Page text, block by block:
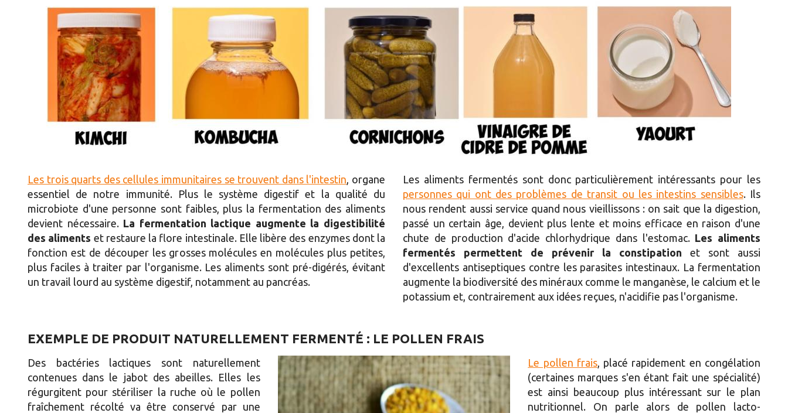
Les trois quarts des cellules immunitaires se trouvent dans l'intestin, organe
essentiel de notre immunité. Plus le système digestif et la qualité du
microbiote d'une personne sont faibles, plus la fermentation des aliments
devient nécessaire. La fermentation lactique augmente la digestibilité
des aliments et restaure la flore intestinale. Elle libère des enzymes dont la
fonction est de découper les grosses molécules en molécules plus petites,
plus faciles à traiter par l'organisme. Les aliments sont pré-digérés, évitant
un travail lourd au système digestif, notamment au pancréas.
Les aliments fermentés sont donc particulièrement intéressants pour les
personnes qui ont des problèmes de transit ou les intestins sensibles. Ils
nous rendent aussi service quand nous vieillissons : on sait que la digestion,
passé un certain âge, devient plus lente et moins efficace en raison d'une
chute de production d'acide chlorhydrique dans l'estomac. Les aliments
fermentés permettent de prévenir la constipation et sont aussi
d'excellents antiseptiques contre les parasites intestinaux. La fermentation
augmente la biodiversité des minéraux comme le manganèse, le calcium et le
potassium et, contrairement aux idées reçues, n'acidifie pas l'organisme.
EXEMPLE DE PRODUIT NATURELLEMENT FERMENTÉ : LE POLLEN FRAIS
Des bactéries lactiques sont naturellement
contenues dans le jabot des abeilles. Elles les
régurgitent pour stériliser la ruche où le pollen
fraîchement récolté va être conservé par une
Le pollen frais, placé rapidement en congélation
(certaines marques s'en étant fait une spécialité)
est ainsi beaucoup plus intéressant sur le plan
nutritionnel. On parle alors de pollen lacto-